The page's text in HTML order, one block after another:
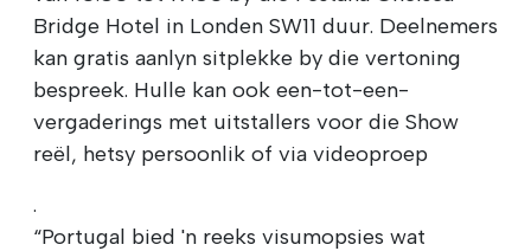
Bridge Hotel in Londen SW11 duur. Deelnemers
kan gratis aanlyn sitplekke by die vertoning
bespreek. Hulle kan ook een-tot-een-
vergaderings met uitstallers voor die Show
reël, hetsy persoonlik of via videoproep
.
“Portugal bied 'n reeks visumopsies wat